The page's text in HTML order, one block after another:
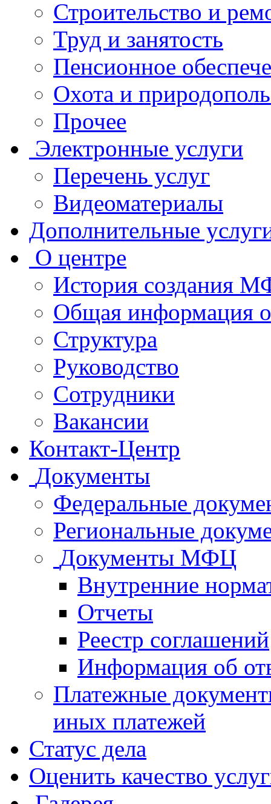
Строительство и
Труд и занятость
Пенсионное
Охота и
Прочее
Электронные услуги
Перечень услуг
Видеоматериалы
Дополнительные
О центре
История создания
Общая
Структура
Руководство
Сотрудники
Вакансии
Контакт-Центр
Документы
Федеральные
Региональные
Документы МФЦ
Внутренние
Отчеты
Реестр соглашений
Информация об
Платежные
иных платежей
Статус дела
Оценить качество